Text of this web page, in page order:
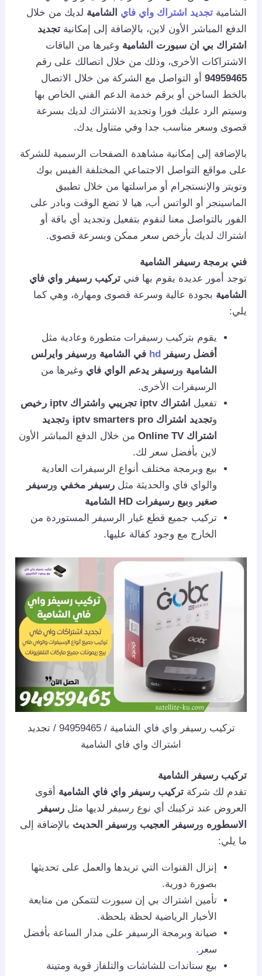
الشاميةتجديد اشتراك واي فاي الشامية لديك من خلال
الدفع المباشر الأون لاين، بالإضافة إلى إمكانيةتجديد
اشتراك بي ان سبورت الشامية وغيرها من الباقات
الاشتراكات الأخرى، وذلك من خلال اتصالك على رقم
94959465 أو التواصل مع الشركة من خلال الاتصال
بالخط الساخن أو برقم خدمة الدعم الفني الخاص بها
وسيتم الرد عليك فورا وتجديد الاشتراك لديك بسرعة
قصوى وسعر مناسب جدا وفي متناول يدك.
بالإضافة إلى إمكانية مشاهدة الصفحات الرسمية للشركة
على مواقع التواصل الاجتماعي المختلفة الفيس بوك
وتويتر والإنستجرام أو مراسلتها من خلال تطبيق
الماسينجر أو الواتس أب، هيا لا تضع الوقت وبادر على
الفور بالتواصل معنا لنقوم بتفعيل وتجديد أي باقة أو
اشتراك لديك بأرخص سعر ممكن وبسرعة قصوى.
فني برمجة رسيفر الشامية
توجد أمور عديدة يقوم بها فنيتركيب رسيفر واي فاي
الشامية بجودة عالية وسرعة قصوى ومهارة، وهي كما
يلي:
يقوم بتركيب رسيفرات متطورة وعادية مثل
أفضل رسيفرhd في الشامية ورسيفر وايرلس
الشامية ورسيفر يدعم الواي فاي وغيرها من
الرسيفرات الأخرى.
تفعيل اشتراك iptv تجريبي و اشتراك iptv رخيص
وتجديد اشتراك iptv smarters pro وتجديد
اشتراك Online TV
من خلال الدفع المباشر الأون
لاين بأفضل سعر لك.
بيع وبرمجة مختلف أنواع الرسيفرات العادية
والواي فاي والحديثة مثلرسيفر مخفي ورسيفر
صغير وبيع رسيفرات HD الشامية
تركيب جميع قطع غيار الرسيفر المستوردة من
الخارج مع وجود كفالة عليها.
تركيب رسيفر واي فاي الشامية / 94959465 / تجديد
اشتراك واي فاي الشامية
تركيب رسيفر الشامية
تقدم لك شركةتركيب رسيفر واي فاي الشامية أقوى
العروض عند تركيبك أي نوع رسيفر لديها مثلرسيفر
الاسطوره ورسيفر العجيب ورسيفر الحديث بالإضافة إلى
ما يلي:
إنزال القنوات التي تريدها والعمل على تحديثها
بصورة دورية.
تأمين اشتراك بي إن سبورت لتتمكن من متابعة
الأخبار الرياضية لحظة بلحظة.
صيانة وبرمجة الرسيفر على مدار الساعة بأفضل
سعر.
بيع ستاندات للشاشات والتلفاز قوية ومتينة